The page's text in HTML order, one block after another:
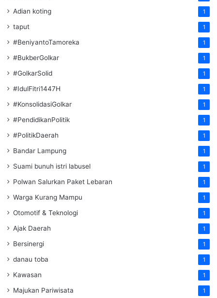
Adian koting 1
taput 1
#BeniyantoTamoreka 1
#BukberGolkar 1
#GolkarSolid 1
#IdulFitri1447H 1
#KonsolidasiGolkar 1
#PendidikanPolitik 1
#PolitikDaerah 1
Bandar Lampung 1
Suami bunuh istri labusel 1
Polwan Salurkan Paket Lebaran 1
Warga Kurang Mampu 1
Otomotif & Teknologi 1
Ajak Daerah 1
Bersinergi 1
danau toba 1
Kawasan 1
Majukan Pariwisata 1